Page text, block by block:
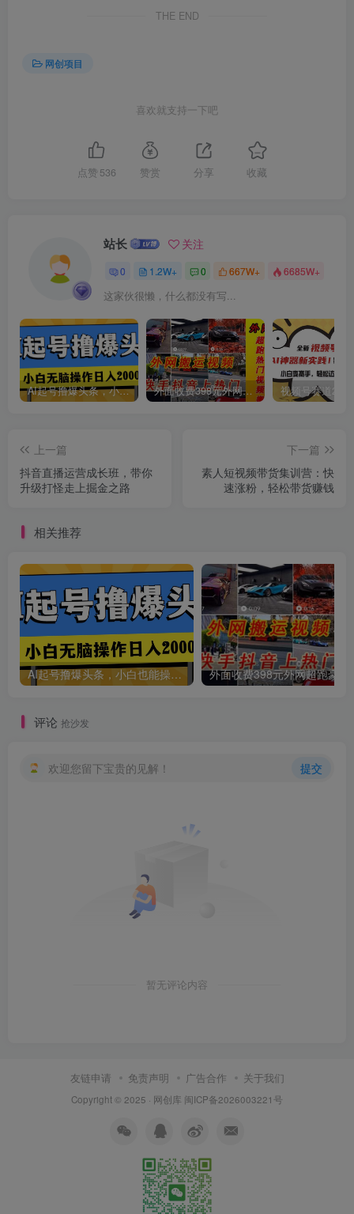
THE END
网创项目
喜欢就支持一下吧
点赞 536 赞赏 分享 收藏
站长 关注
0 1.2W+ 0 667W+ 6685W+
这家伙很懒，什么都没有写...
AI起号撸爆头条，小白也能操作，日入2000+ 外面收费398元外网超跑豪车汽车视频搬运至快手抖音上热门项目
上一篇
抖音直播运营成长班，带你
升级打怪走上掘金之路
下一篇
素人短视频带货集训营：快
速涨粉，轻松带货赚钱
相关推荐
AI起号撸爆头条，小白也能操作，日入2000+
评论 抢沙发
欢迎您留下宝贵的见解！ 提交
暂无评论内容
友链申请 免责声明 广告合作 关于我们
Copyright © 2025 · 网创库 闽ICP备2026003221号